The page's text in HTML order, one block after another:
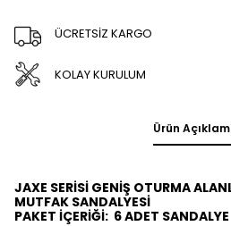
ÜCRETSİZ KARGO
KOLAY KURULUM
Ürün
JAXE SERİSİ GENİŞ OTURMA
MUTFAK SANDALYESİ
PAKET İÇERİĞİ: 6ADET SANDALYE